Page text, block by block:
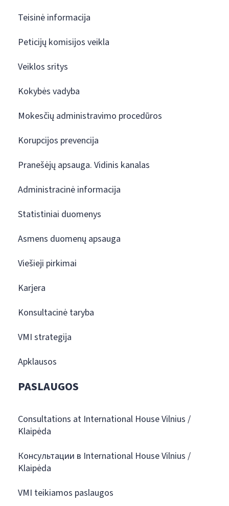
Teisinė informacija
Peticijų komisijos veikla
Veiklos sritys
Kokybės vadyba
Mokesčių administravimo procedūros
Korupcijos prevencija
Pranešėjų apsauga. Vidinis kanalas
Administracinė informacija
Statistiniai duomenys
Asmens duomenų apsauga
Viešieji pirkimai
Karjera
Konsultacinė taryba
VMI strategija
Apklausos
PASLAUGOS
Consultations at International House Vilnius /
Klaipėda
Консультации в International House Vilnius /
Klaipėda
VMI teikiamos paslaugos